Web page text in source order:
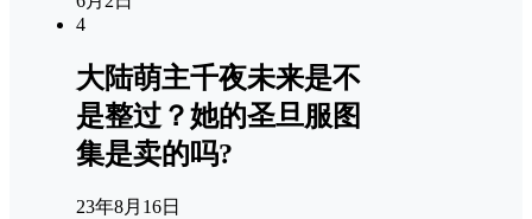
4
大陆萌主千夜未来是不
是整过？她的圣旦服图
集是卖的吗?
23年8月16日